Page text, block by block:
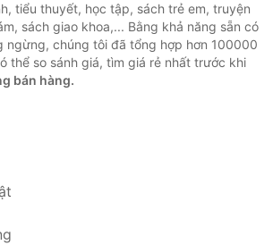
tiểu thuyết, học tập, sách trẻ em, truyện
sách giao khoa,... Bằng khả năng sẵn có
ngừng, chúng tôi đã tổng hợp hơn 100000
thể so sánh giá, tìm giá rẻ nhất trước khi
bán hàng.